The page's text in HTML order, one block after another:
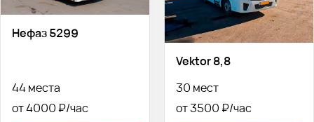
Нефаз 5299
44 места
от 4000 ₽
Vektor 8,8
30 мест
от 3500 ₽